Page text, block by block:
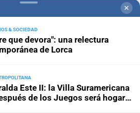
¿Qué pasó con el Observatorio
ancianos en la ciudad de Santa
NiñoEl mapa que protege a
están los 54 puntos de
de este sábado en la ciudad
✕
& SOCIEDAD
que devora": una relectura
de Lorca
Este II: la Villa Suramericana
de los Juegos será hogar